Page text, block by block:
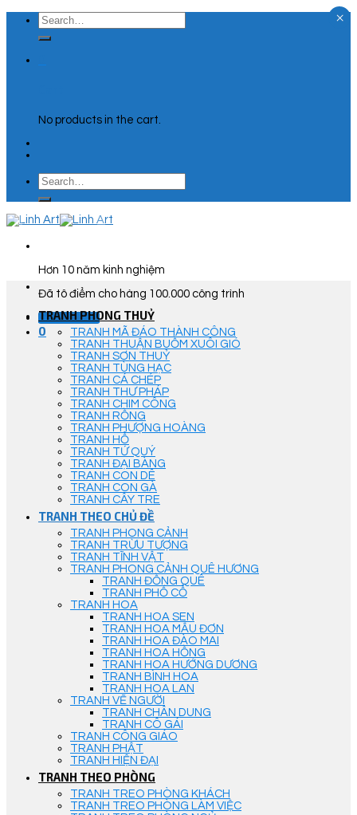
Skip
content
Search
for:
No products in the cart.
Search
for:
Hơn 10 năm kinh nghiệm
Đã tô điểm cho hàng 100.000 công trình
Góc Tư Vấn
0
TRANH PHONG THUỶ
TRANH MÃ ĐÁO THÀNH CÔNG
TRANH THUẬN BUỒM XUÔI GIÓ
TRANH SƠN THUỶ
TRANH TÙNG HẠC
TRANH CÁ CHÉP
TRANH THƯ PHÁP
TRANH CHIM CÔNG
TRANH RỒNG
TRANH PHƯỢNG HOÀNG
TRANH HỔ
TRANH TỨ QUÝ
TRANH ĐẠI BÀNG
TRANH CON DÊ
TRANH CON GÀ
TRANH CÂY TRE
TRANH THEO CHỦ ĐỀ
TRANH PHONG CẢNH
TRANH TRỪU TƯỢNG
TRANH TĨNH VẬT
TRANH PHONG CẢNH QUÊ HƯƠNG
TRANH ĐỒNG QUÊ
TRANH PHỐ CỔ
TRANH HOA
TRANH HOA SEN
TRANH HOA MẪU ĐƠN
TRANH HOA ĐÀO MAI
TRANH HOA HỒNG
TRANH HOA HƯỚNG DƯƠNG
TRANH BÌNH HOA
TRANH HOA LAN
TRANH VẼ NGƯỜI
TRANH CHÂN DUNG
TRANH CÔ GÁI
TRANH CÔNG GIÁO
TRANH PHẬT
TRANH HIỆN ĐẠI
TRANH THEO PHÒNG
TRANH TREO PHÒNG KHÁCH
TRANH TREO PHÒNG LÀM VIỆC
×